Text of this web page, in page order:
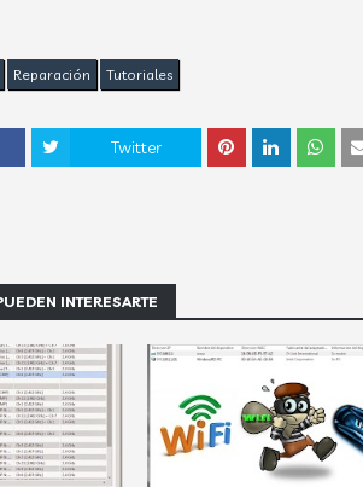
Reparación Tutoriales
Twitter
INTERESARTE